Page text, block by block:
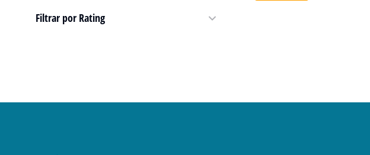
Filtrar por Rating